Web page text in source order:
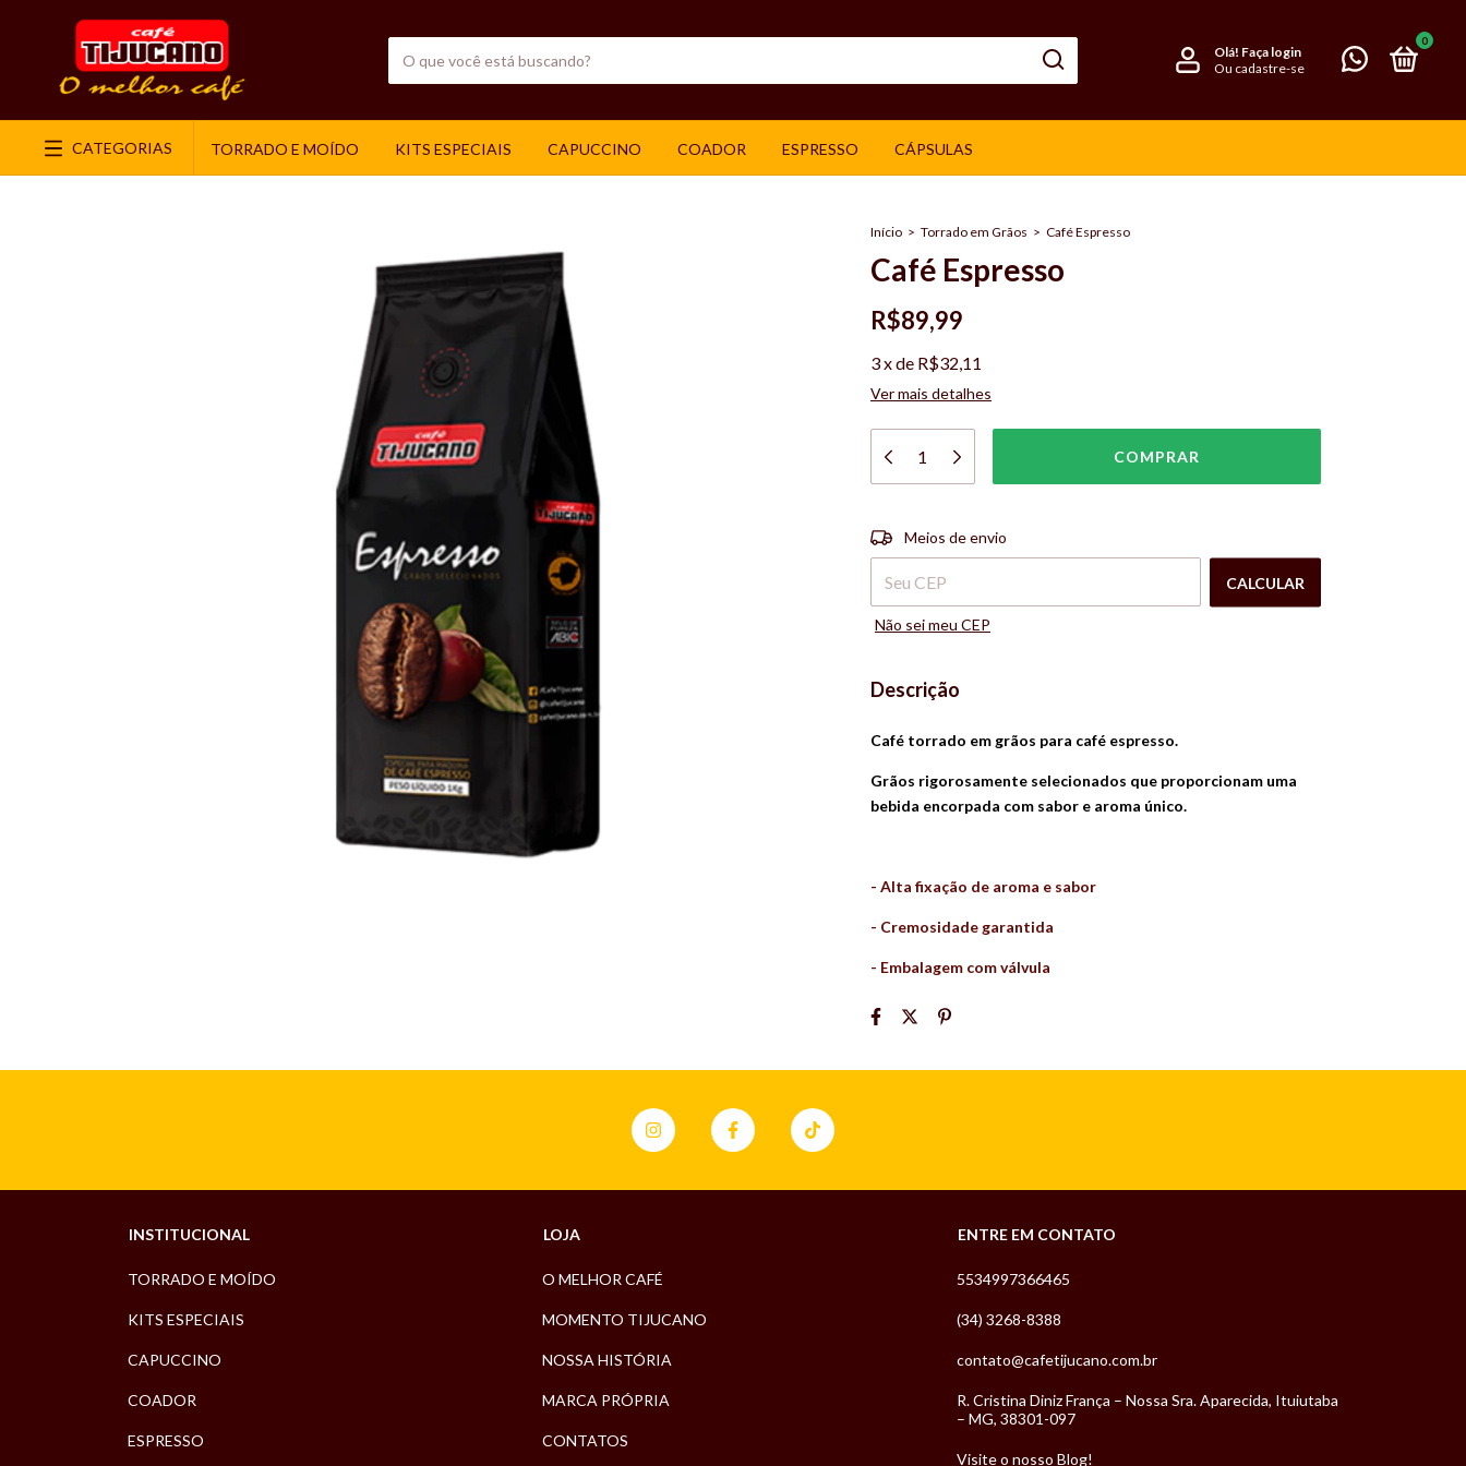
Olá! Faça login
Ou cadastre-se
0
CATEGORIAS TORRADO E MOÍDO KITS ESPECIAIS CAPUCCINO COADOR ESPRESSO CÁPSULAS
Início > Torrado em Grãos > Café Espresso
Café Espresso
R$89,99
3xde R$32,11
Ver mais detalhes
Entregas para o CEP:
Meios de envio
CALCULAR
Não sei meu CEP
Descrição
Café torrado em grãos para café espresso.
Grãos rigorosamente selecionados que proporcionam uma
bebida encorpada com sabor e aroma único.
- Alta fixação de aroma e sabor
- Cremosidade garantida
- Embalagem com válvula
INSTITUCIONAL
TORRADO E MOÍDO
KITS ESPECIAIS
CAPUCCINO
COADOR
ESPRESSO
LOJA
O MELHOR CAFÉ
MOMENTO TIJUCANO
NOSSA HISTÓRIA
MARCA PRÓPRIA
CONTATOS
ENTRE EM CONTATO
5534997366465
(34) 3268-8388
contato@cafetijucano.com.br
R. Cristina Diniz França – Nossa Sra. Aparecida, Ituiutaba
– MG, 38301-097
Visite o nosso Blog!